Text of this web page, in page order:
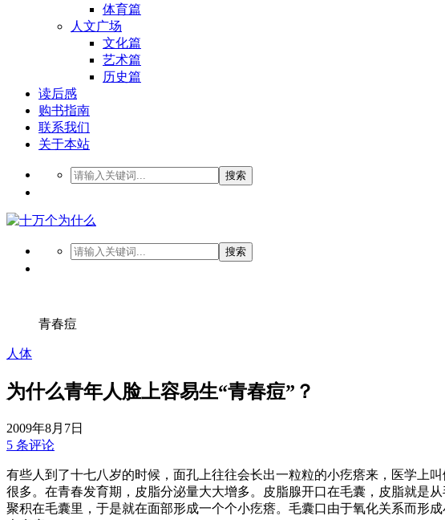
体育篇
人文广场
文化篇
艺术篇
历史篇
读后感
购书指南
联系我们
关于本站
搜索
搜索
青春痘
人体
为什么青年人脸上容易生“青春痘”？
2009年8月7日
5 条评论
有些人到了十七八岁的时候，面孔上往往会长出一粒粒的小疙瘩来，医学上
很多。在青春发育期，皮脂分泌量大大增多。皮脂腺开口在毛囊，皮脂就是
聚积在毛囊里，于是就在面部形成一个个小疙瘩。毛囊口由于氧化关系而形